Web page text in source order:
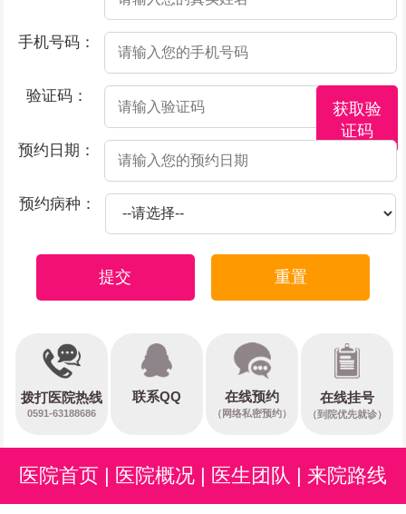
手机号码：
验证码：
获取验
证码
预约日期：
预约病种：
提交 重置
拨打医院热线
0591-63188686
联系QQ 在线预约
（网络私密预约）
在线挂号
（到院优先就诊）
医院首页 医院概况 医生团队 来院路线